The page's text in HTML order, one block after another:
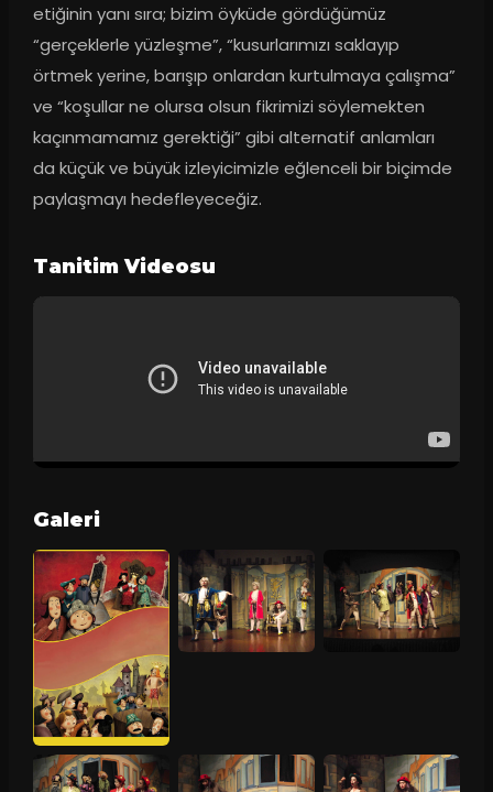
etiğinin yanı sıra; bizim öyküde gördüğümüz
“gerçeklerle yüzleşme”, “kusurlarımızı saklayıp
örtmek yerine, barışıp onlardan kurtulmaya çalışma”
ve “koşullar ne olursa olsun fikrimizi söylemekten
kaçınmamamız gerektiği” gibi alternatif anlamları
da küçük ve büyük izleyicimizle eğlenceli bir biçimde
paylaşmayı hedefleyeceğiz.
Tanitim Videosu
Galeri